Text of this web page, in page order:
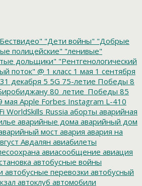
"Дети войны" "Добрые
полицейские" "ленивые"
дольщики" "Рентгенологический
поток" @ 1 класс 1 мая 1 сентября
31 декабря 5 5G 75-летие Победы 8
80_летие_Победы 85
мая Apple Forbes Instagram L-410
WorldSkills Russia аборты аварийная
аварийные дома аварийный дом
мост авария авария на
Авдалян авиабилеты
авиасообщение авиация
автобусные войны
автобусные перевозки автобусный
автоклуб автомобили